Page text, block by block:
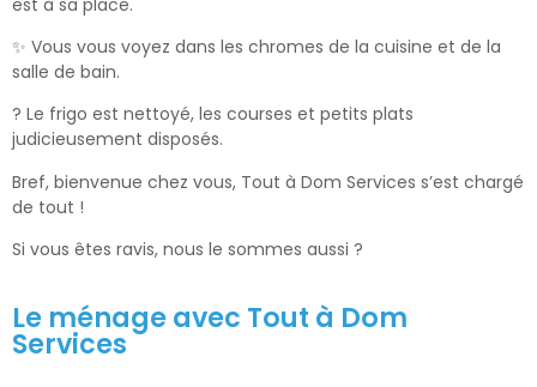
✨ Vous vous voyez dans les chromes de la cuisine et de la
salle de bain.
? Le frigo est nettoyé, les courses et petits plats
judicieusement disposés.
Bref, bienvenue chez vous, Tout à Dom Services s’est chargé
de tout !
Si vous êtes ravis, nous le sommes aussi ?
Le ménage avec Tout à Dom
Services